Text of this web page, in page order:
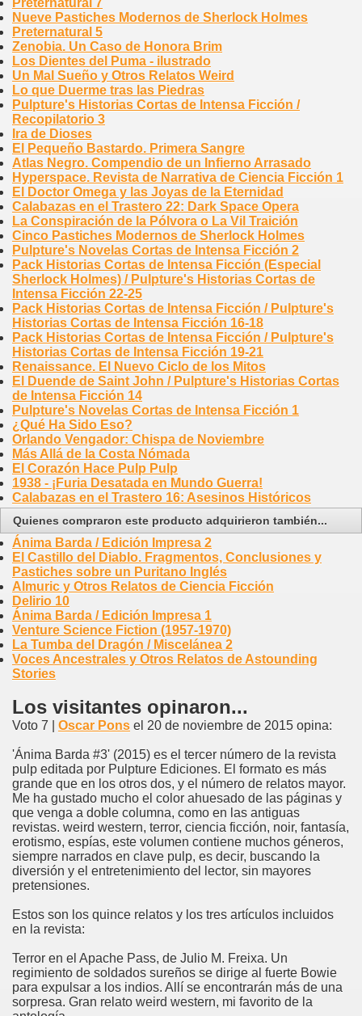
Preternatural 7
Nueve Pastiches Modernos de Sherlock Holmes
Preternatural 5
Zenobia. Un Caso de Honora Brim
Los Dientes del Puma - ilustrado
Un Mal Sueño y Otros Relatos Weird
Lo que Duerme tras las Piedras
Pulpture's Historias Cortas de Intensa Ficción /
Recopilatorio 3
Ira de Dioses
El Pequeño Bastardo. Primera Sangre
Atlas Negro. Compendio de un Infierno Arrasado
Hyperspace. Revista de Narrativa de Ciencia Ficción 1
El Doctor Omega y las Joyas de la Eternidad
Calabazas en el Trastero 22: Dark Space Opera
La Conspiración de la Pólvora o La Vil Traición
Cinco Pastiches Modernos de Sherlock Holmes
Pulpture's Novelas Cortas de Intensa Ficción 2
Pack Historias Cortas de Intensa Ficción (Especial
Sherlock Holmes) / Pulpture's Historias Cortas de
Intensa Ficción 22-25
Pack Historias Cortas de Intensa Ficción / Pulpture's
Historias Cortas de Intensa Ficción 16-18
Pack Historias Cortas de Intensa Ficción / Pulpture's
Historias Cortas de Intensa Ficción 19-21
Renaissance. El Nuevo Ciclo de los Mitos
El Duende de Saint John / Pulpture's Historias Cortas
de Intensa Ficción 14
Pulpture's Novelas Cortas de Intensa Ficción 1
¿Qué Ha Sido Eso?
Orlando Vengador: Chispa de Noviembre
Más Allá de la Costa Nómada
El Corazón Hace Pulp Pulp
1938 - ¡Furia Desatada en Mundo Guerra!
Calabazas en el Trastero 16: Asesinos Históricos
Quienes compraron este producto adquirieron también...
Ánima Barda / Edición Impresa 2
El Castillo del Diablo. Fragmentos, Conclusiones y
Pastiches sobre un Puritano Inglés
Almuric y Otros Relatos de Ciencia Ficción
Delirio 10
Ánima Barda / Edición Impresa 1
Venture Science Fiction (1957-1970)
La Tumba del Dragón / Miscelánea 2
Voces Ancestrales y Otros Relatos de Astounding
Stories
Los visitantes opinaron...
Voto 7 | Oscar Pons el 20 de noviembre de 2015 opina:
'Ánima Barda #3' (2015) es el tercer número de la revista
pulp editada por Pulpture Ediciones. El formato es más
grande que en los otros dos, y el número de relatos mayor.
Me ha gustado mucho el color ahuesado de las páginas y
que venga a doble columna, como en las antiguas
revistas. weird western, terror, ciencia ficción, noir, fantasía,
erotismo, espías, este volumen contiene muchos géneros,
siempre narrados en clave pulp, es decir, buscando la
diversión y el entretenimiento del lector, sin mayores
pretensiones.
Estos son los quince relatos y los tres artículos incluidos
en la revista:
Terror en el Apache Pass, de Julio M. Freixa. Un
regimiento de soldados sureños se dirige al fuerte Bowie
para expulsar a los indios. Allí se encontrarán más de una
sorpresa. Gran relato weird western, mi favorito de la